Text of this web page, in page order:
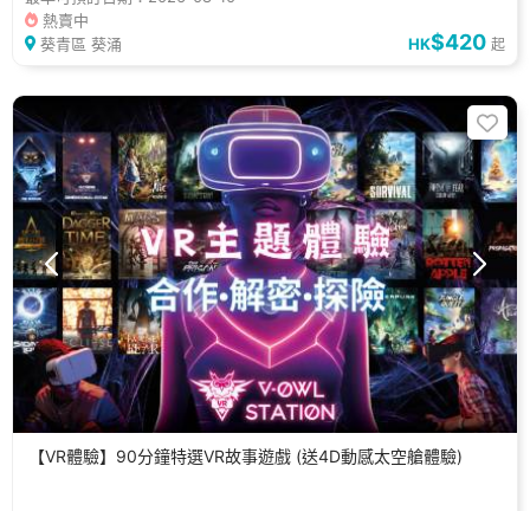
熱賣中
葵青區 葵涌
HK$420 起
【VR體驗】90分鐘特選VR故事遊戲 (送4D動感太空艙體驗)